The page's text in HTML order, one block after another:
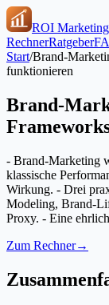
ROI
RechnerRatgeber
Start/Brand-
funktionieren
Brand-
- Brand-Marketing
klassische
Wirkung. - Drei
Modeling, Brand-
Proxy. - Eine
Zum Rechner→